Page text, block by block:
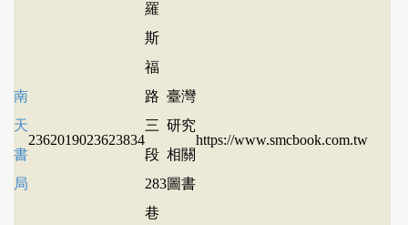
南
天
書
局
2362019023623834
羅
斯
福
路
三
段
283
巷
臺灣
研究
相關
圖書
https://www.smcbook.com.tw